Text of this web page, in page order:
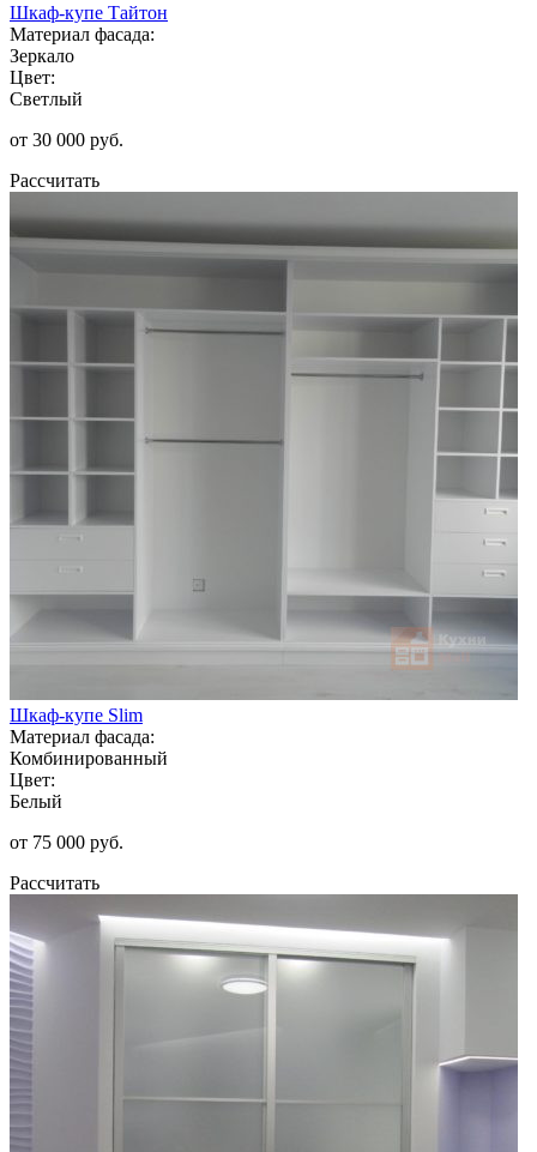
Шкаф-купе Тайтон
Материал фасада:
Зеркало
Цвет:
Светлый
от 30 000 руб.
Рассчитать
Шкаф-купе Slim
Материал фасада:
Комбинированный
Цвет:
Белый
от 75 000 руб.
Рассчитать